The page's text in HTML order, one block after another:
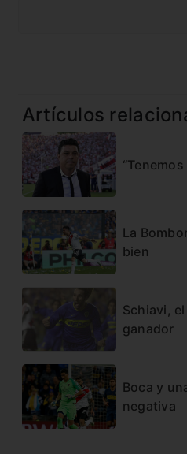
Artículos
La
bien
Schiavi,
ganador
Boca y
negativa